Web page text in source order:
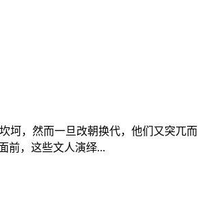
坷，然而一旦改朝换代，他们又突兀而
前，这些文人演绎...